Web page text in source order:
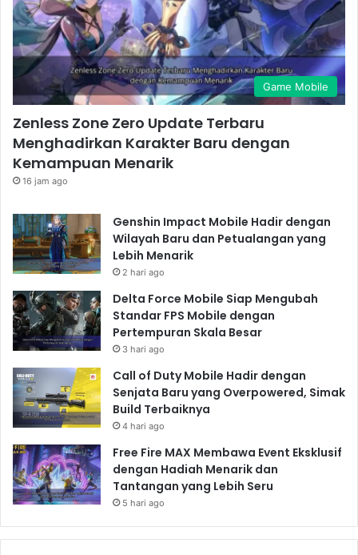
Game Mobile
Zenless Zone Zero Update Terbaru
Menghadirkan Karakter Baru dengan
Kemampuan Menarik
16 jam ago
Genshin Impact Mobile Hadir dengan
Wilayah Baru dan Petualangan yang
Lebih Menarik
2 hari ago
Delta Force Mobile Siap Mengubah
Standar FPS Mobile dengan
Pertempuran Skala Besar
3 hari ago
Call of Duty Mobile Hadir dengan
Senjata Baru yang Overpowered, Simak
Build Terbaiknya
4 hari ago
Free Fire MAX Membawa Event Eksklusif
dengan Hadiah Menarik dan
Tantangan yang Lebih Seru
5 hari ago